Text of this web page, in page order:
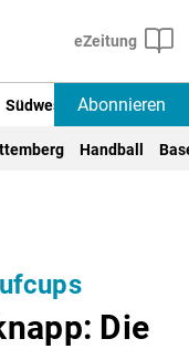
Südwest Deutschland
Abonnieren
Handball
Die